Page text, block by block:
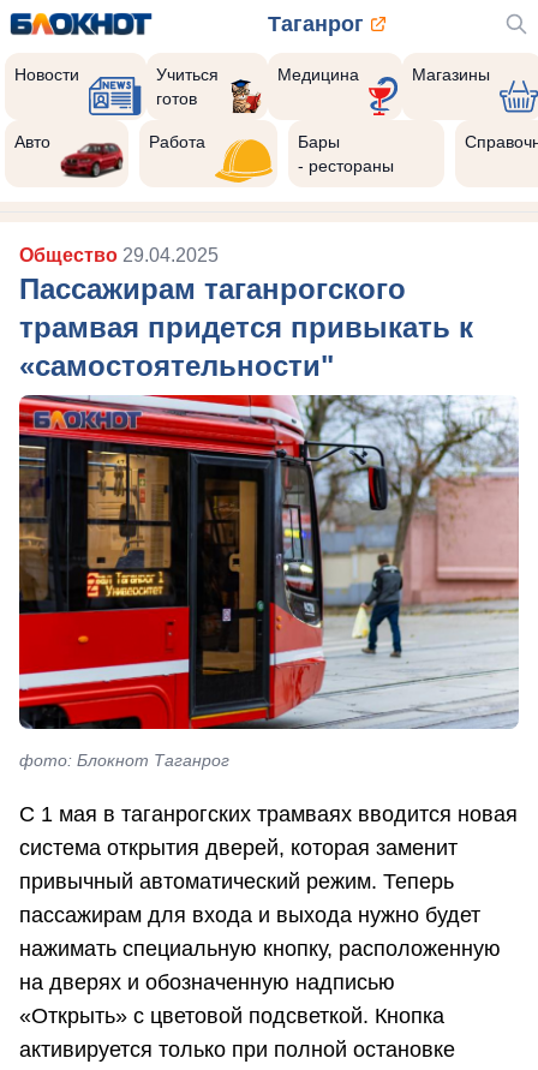
Таганрог
Новости
Учиться
готов
Медицина Магазины
Авто Работа
Бары
- рестораны
Общество 29.04.2025
Пассажирам таганрогского
трамвая придется привыкать к
«самостоятельности"
фото: Блокнот Таганрог
С 1 мая в таганрогских трамваях вводится новая
система открытия дверей, которая заменит
привычный автоматический режим. Теперь
пассажирам для входа и выхода нужно будет
нажимать специальную кнопку, расположенную
на дверях и обозначенную надписью
«Открыть» с цветовой подсветкой. Кнопка
активируется только при полной остановке